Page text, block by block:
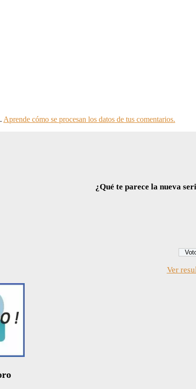
Aprende cómo se procesan los datos de tus comentarios.
¿Qué te parece la nueva
Ver